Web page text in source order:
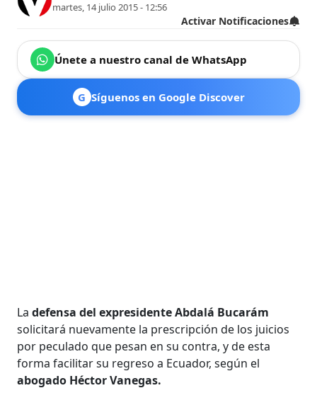
martes, 14 julio 2015 - 12:56
Activar Notificaciones
Únete a nuestro canal de WhatsApp
G Síguenos en Google Discover
Ladefensa del expresidente Abdalá Bucarám
solicitará nuevamente la prescripción de los juicios
por peculado que pesan en su contra, y de esta
forma facilitar su regreso a Ecuador, según el
abogado Héctor Vanegas.